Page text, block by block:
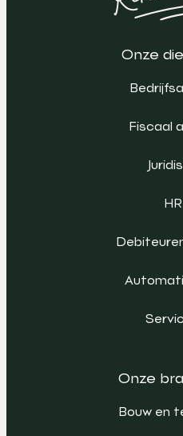
Onze
Fiscaal
HR
Onze
Bouw en